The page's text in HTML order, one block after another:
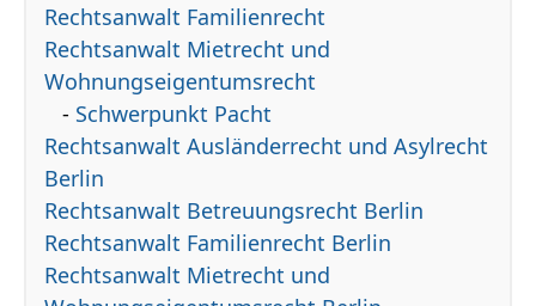
Rechtsanwalt Familienrecht
Rechtsanwalt Mietrecht und
Wohnungseigentumsrecht
- Schwerpunkt Pacht
Rechtsanwalt Ausländerrecht und Asylrecht
Berlin
Rechtsanwalt Betreuungsrecht Berlin
Rechtsanwalt Familienrecht Berlin
Rechtsanwalt Mietrecht und